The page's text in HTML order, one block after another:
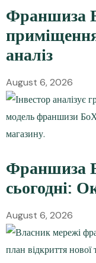
Франшиза
аналіз
August 6, 2026
Франшиза
сьогодні:
August 6, 2026